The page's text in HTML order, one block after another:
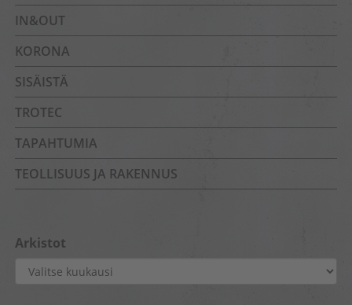
IN&OUT
KORONA
SISÄISTÄ
TROTEC
TAPAHTUMIA
TEOLLISUUS JA RAKENNUS
Arkistot
Arkistot